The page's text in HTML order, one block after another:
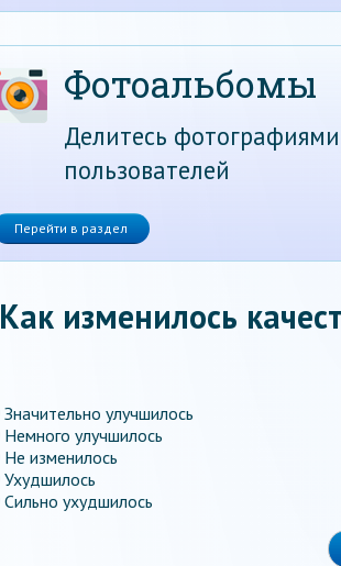
Фотоальбомы
Делитесь
пользователей
Перейти в раздел
Как изменилось
Значительно улучшилось
Немного улучшилось
Не изменилось
Ухудшилось
Сильно ухудшилось